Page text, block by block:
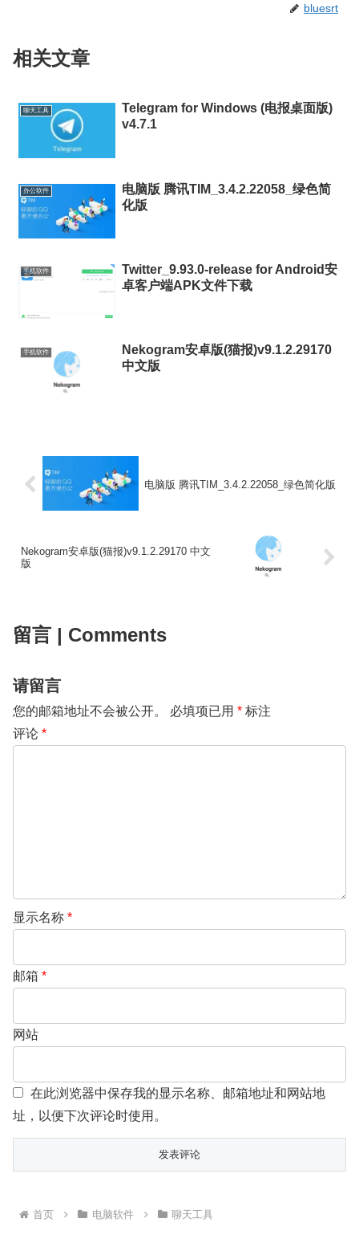
bluesrt
相关文章
聊天工具
Telegram for Windows (电报桌面版)
v4.7.1
办公软件
电脑版 腾讯TIM_3.4.2.22058_绿色简
化版
手机软件
Twitter_9.93.0-release for Android安
卓客户端APK文件下载
手机软件
Nekogram安卓版(猫报)v9.1.2.29170
中文版
电脑版 腾讯TIM_3.4.2.22058_绿色简化版
Nekogram安卓版(猫报)v9.1.2.29170 中文
版
留言 | Comments
请留言
您的邮箱地址不会被公开。 必填项已用 * 标注
评论 *
显示名称 *
邮箱 *
网站
在此浏览器中保存我的显示名称、邮箱地址和网站地
址，以便下次评论时使用。
首页 电脑软件 聊天工具